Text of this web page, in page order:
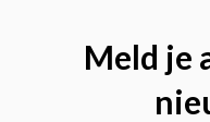
Meld je